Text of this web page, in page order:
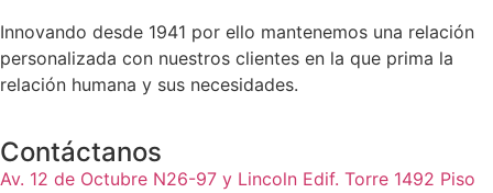
Innovando desde 1941 por ello mantenemos una relación
personalizada con nuestros clientes en la que prima la
relación humana y sus necesidades.
Contáctanos
Av. 12 de Octubre N26-97 y Lincoln Edif. Torre 1492 Piso